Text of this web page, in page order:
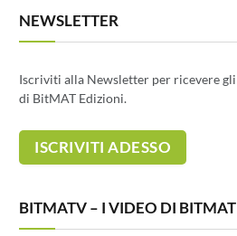
NEWSLETTER
Iscriviti alla Newsletter per ricevere
di BitMAT Edizioni.
BITMATV – I VIDEO DI BITMAT